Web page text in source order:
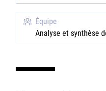
ÉquipesÉquipe
Analyse et synthèse